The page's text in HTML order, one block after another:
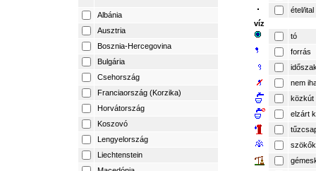
Albánia
Ausztria
Bosznia-Hercegovina
Bulgária
Csehország
Franciaország (Korzika)
Horvátország
Koszovó
Lengyelország
Liechtenstein
étel/ital
víz
tó
forrás
nem
közkút
elzárt